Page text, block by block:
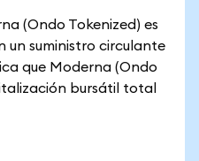
(Ondo Tokenized) es
un suministro circulante
que Moderna (Ondo
bursátil total